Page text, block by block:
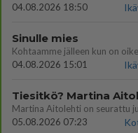
04.08.2026 18:50
Sinulle mies
04.08.2026 15:01
05.08.2026 07:23